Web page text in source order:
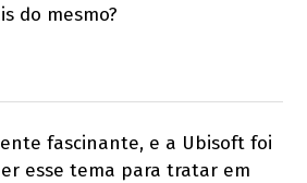
do mesmo?
fascinante, e a Ubisoft foi
esse tema para tratar em